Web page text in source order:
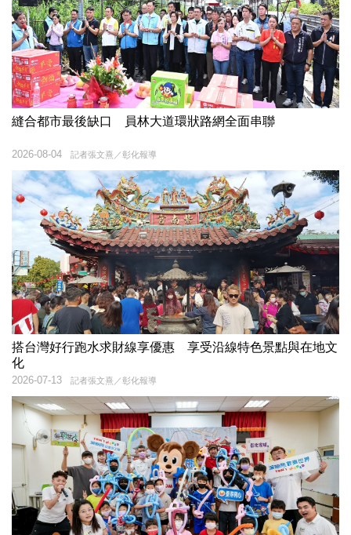
縫合都市最後缺口 員林大道環狀路網全面串聯
記者張文熹／彰化報導
2026-08-04
搭台灣好行跑水求財線享優惠 享受沿線特色景點與在地文
化
記者張文熹／彰化報導
2026-07-13